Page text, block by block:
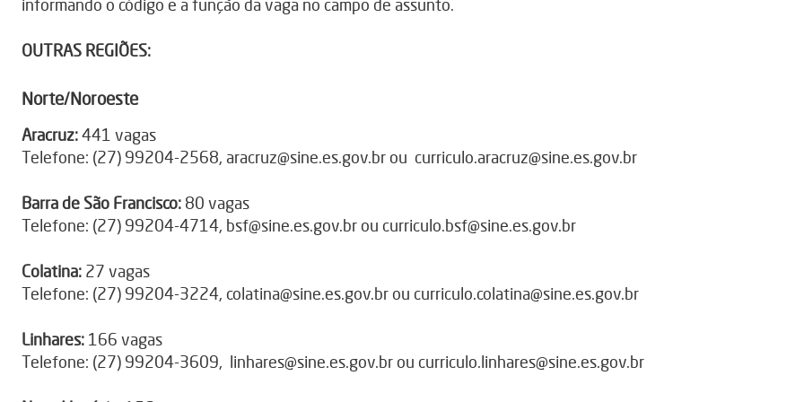
informando o código e a função da vaga no campo de assunto.
OUTRAS REGIÕES:
Norte/Noroeste
Aracruz:441 vagas
Telefone: (27) 99204-2568, aracruz@sine.es.gov.br ou curriculo.aracruz@sine.es.gov.br
Barra de São Francisco: 80 vagas
Telefone: (27) 99204-4714, bsf@sine.es.gov.br ou curriculo.bsf@sine.es.gov.br
Colatina: 27 vagas
Telefone: (27) 99204-3224, colatina@sine.es.gov.br ou curriculo.colatina@sine.es.gov.br
Linhares: 166 vagas
Telefone: (27) 99204-3609, linhares@sine.es.gov.br ou curriculo.linhares@sine.es.gov.br